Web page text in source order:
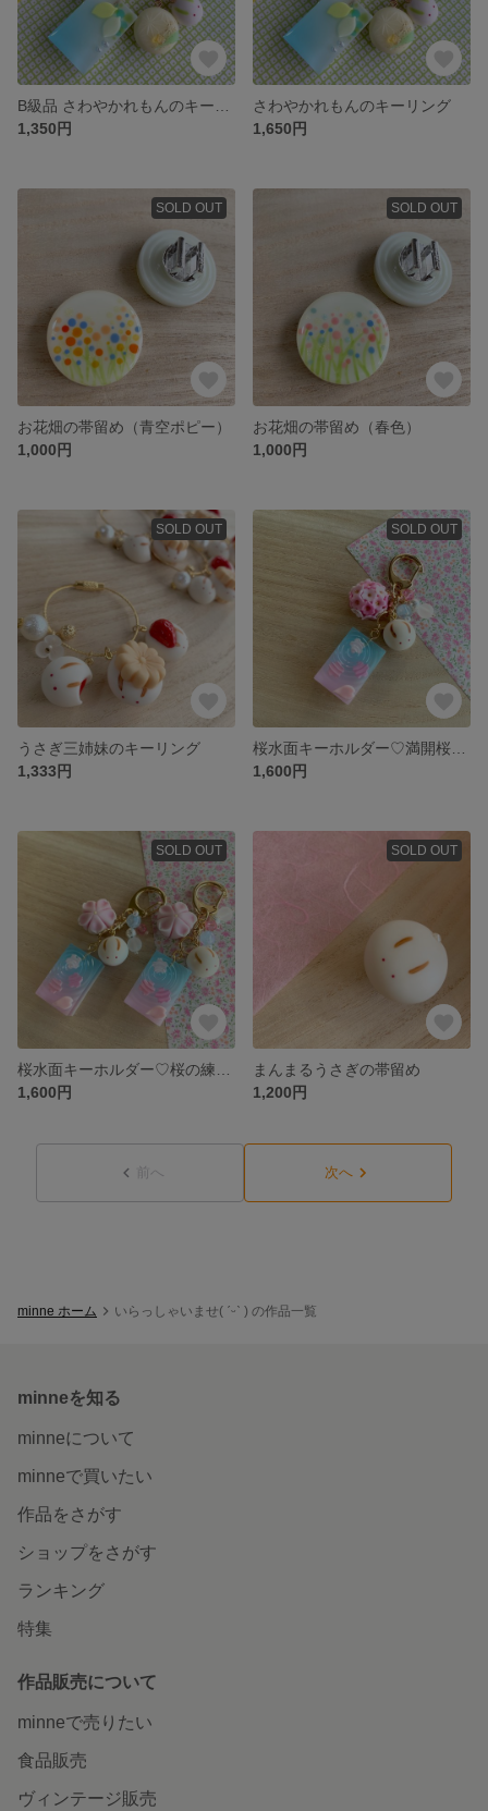
1,350円
さわやかれもんのキーリング
1,650円
SOLD OUT
お花畑の帯留め（青空ポピー）
1,000円
SOLD OUT
お花畑の帯留め（春色）
1,000円
SOLD OUT
うさぎ三姉妹のキーリング
1,333円
SOLD OUT
1,600円
SOLD OUT
1,600円
SOLD OUT
まんまるうさぎの帯留め
1,200円
前へ 次へ
minne ホーム いらっしゃいませ( ˊᵕˋ ) の作品一覧
minneを知る
minneについて
minneで買いたい
作品をさがす
ショップをさがす
ランキング
特集
作品販売について
minneで売りたい
食品販売
ヴィンテージ販売